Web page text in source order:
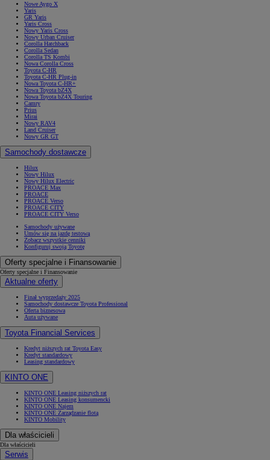
Nowe Aygo X
Yaris
GR Yaris
Yaris Cross
Nowy Yaris Cross
Nowy Urban Cruiser
Corolla Hatchback
Corolla Sedan
Corolla TS Kombi
Nowa Corolla Cross
Toyota C-HR
Toyota C-HR Plug-in
Nowa Toyota C-HR+
Nowa Toyota bZ4X
Nowa Toyota bZ4X Touring
Camry
Prius
Mirai
Nowy RAV4
Land Cruiser
Nowy GR GT
Samochody dostawcze
Hilux
Nowy Hilux
Nowy Hilux Electric
PROACE Max
PROACE
PROACE Verso
PROACE CITY
PROACE CITY Verso
Samochody używane
Umów się na jazdę testową
Zobacz wszystkie cenniki
Konfiguruj swoją Toyotę
Oferty specjalne i Finansowanie
Oferty specjalne i Finansowanie
Aktualne oferty
Finał wyprzedaży 2025
Samochody dostawcze Toyota Professional
Oferta biznesowa
Auta używane
Toyota Financial Services
Kredyt niższych rat Toyota Easy
Kredyt standardowy
Leasing standardowy
KINTO ONE
KINTO ONE Leasing niższych rat
KINTO ONE Leasing konsumencki
KINTO ONE Najem
KINTO ONE Zarządzanie flotą
KINTO Mobility
Dla właścicieli
Dla właścicieli
Serwis